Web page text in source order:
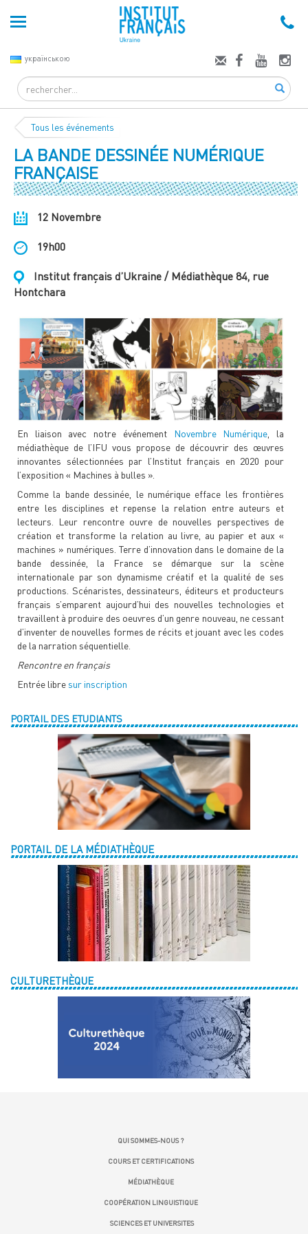
українською
Search
Tous les événements
LA BANDE DESSINÉE NUMÉRIQUE
FRANÇAISE
12 Novembre
19h00
Institut français d’Ukraine / Médiathèque 84, rue
Hontchara
En liaison avec notre événement Novembre Numérique , la
médiathèque de l’IFU vous propose de découvrir des œuvres
innovantes sélectionnées par l’Institut français en 2020 pour
l’exposition « Machines à bulles ».
Comme la bande dessinée, le numérique efface les frontières
entre les disciplines et repense la relation entre auteurs et
lecteurs. Leur rencontre ouvre de nouvelles perspectives de
création et transforme la relation au livre, au papier et aux «
machines » numériques. Terre d’innovation dans le domaine de la
bande dessinée, la France se démarque sur la scène
internationale par son dynamisme créatif et la qualité de ses
productions. Scénaristes, dessinateurs, éditeurs et producteurs
français s’emparent aujourd’hui des nouvelles technologies et
travaillent à produire des oeuvres d’un genre nouveau, ne cessant
d’inventer de nouvelles formes de récits et jouant avec les codes
de la narration séquentielle.
Rencontre en français
Entrée libre sur inscription
PORTAIL DES ETUDIANTS
PORTAIL DE LA MÉDIATHÈQUE
CULTURETHÈQUE
QUI SOMMES-NOUS ?
COURS ET CERTIFICATIONS
MÉDIATHÈQUE
COOPÉRATION LINGUISTIQUE
SCIENCES ET UNIVERSITES